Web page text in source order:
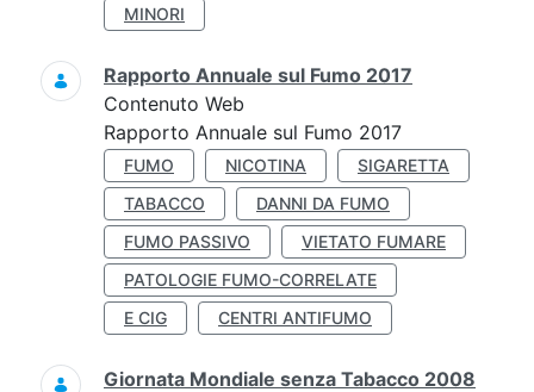
MINORI
Rapporto Annuale sul Fumo 2017
Contenuto Web
Rapporto Annuale sul Fumo 2017
FUMO NICOTINA
SIGARETTA
TABACCO
DANNI DA FUMO
FUMO PASSIVO
VIETATO FUMARE
PATOLOGIE FUMO-CORRELATE
E CIG
CENTRI ANTIFUMO
Giornata Mondiale senza Tabacco 2008